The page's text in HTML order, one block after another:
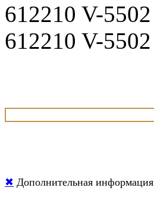
612210 V-5502
612210 V-5502
✖ Дополнительная информация